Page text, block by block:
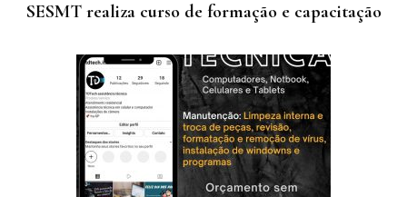
SESMT realiza curso de formação e capacitação